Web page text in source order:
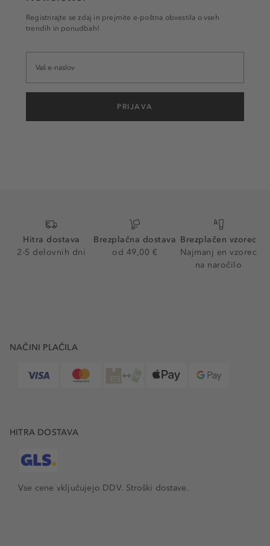
Registrirajte se zdaj in prejmite e-poštna obvestila o vseh
trendih in ponudbah!
PRIJAVA
Hitra dostava
2-5 delovnih dni
Brezplačna dostava
od 49,00 €
Brezplačen vzorec
Najmanj en vzorec
na naročilo
NAČINI PLAČILA
HITRA DOSTAVA
Vse cene vključujejo DDV. Stroški dostave.